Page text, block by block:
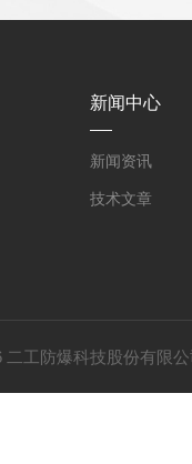
新闻中心
新闻资讯
技术文章
二工防爆科技股份有限